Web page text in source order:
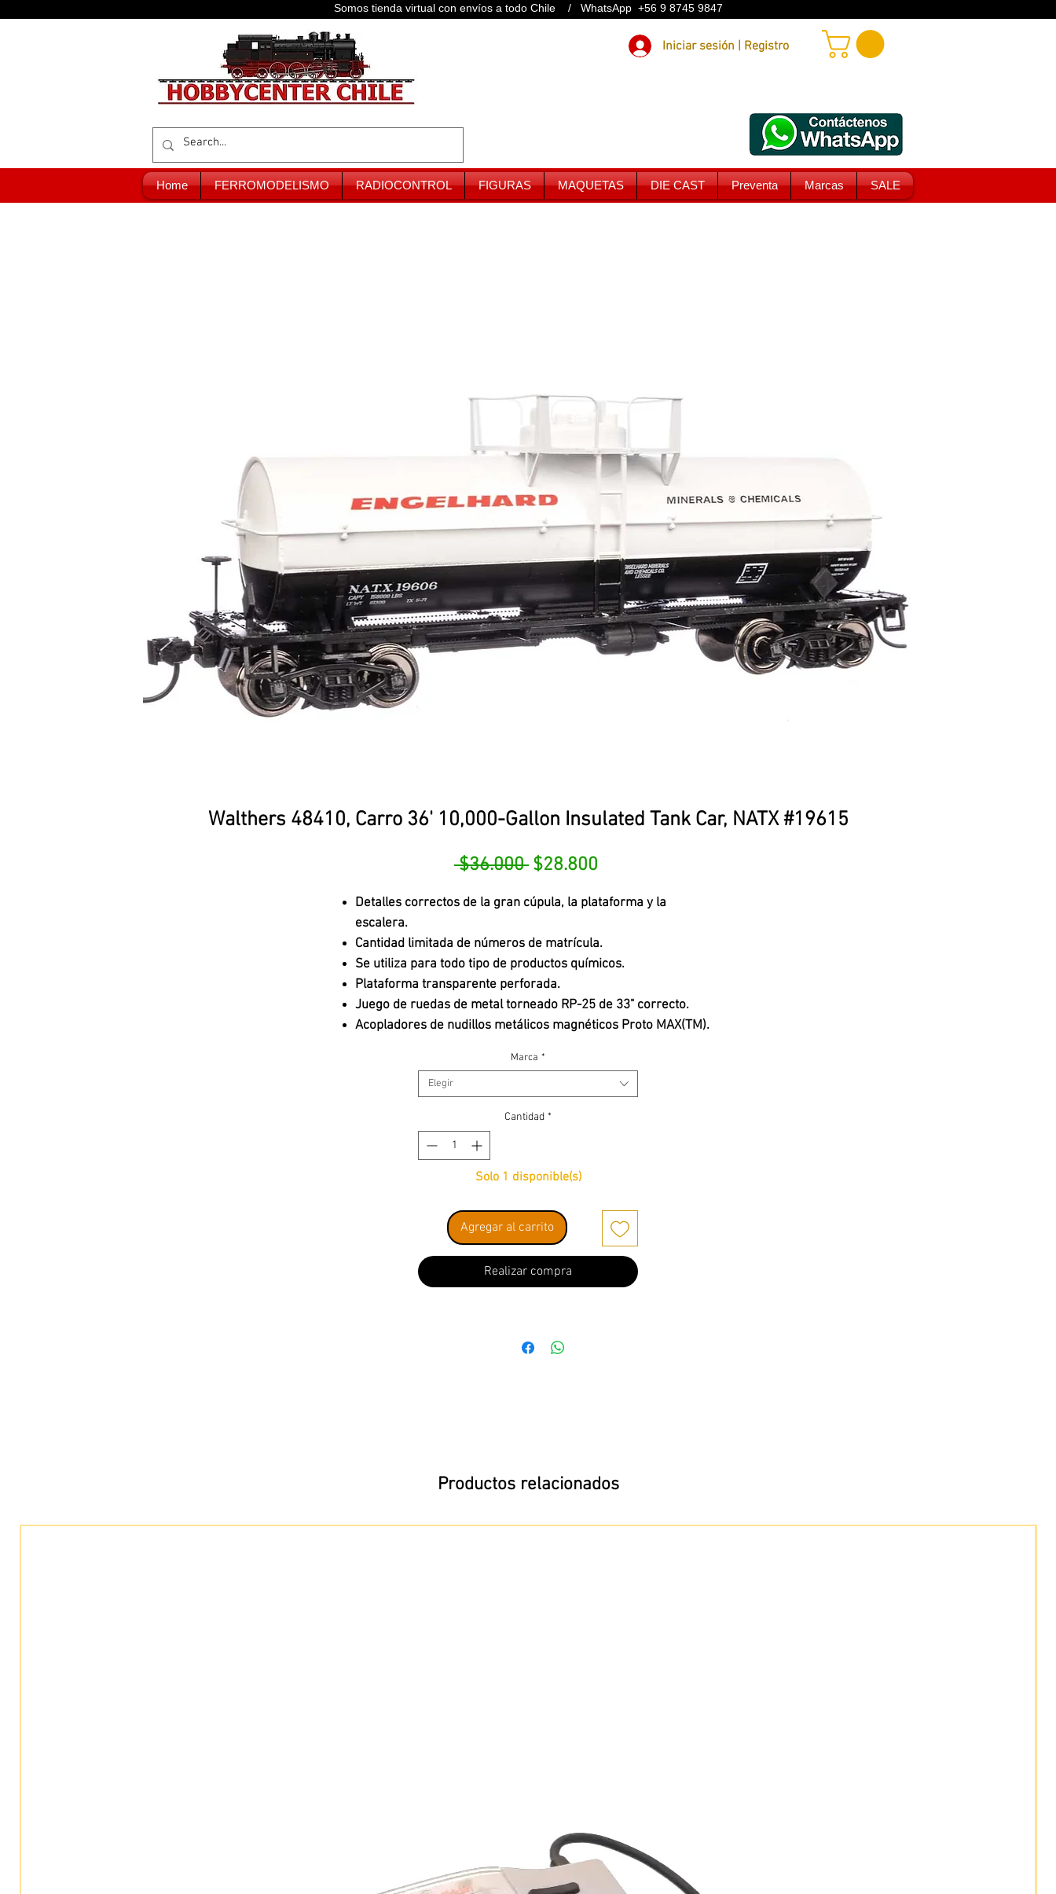
Somos tienda virtual con envíos a todo Chile / WhatsApp +56 9 8745 9847
Iniciar sesión | Registro
Home FERROMODELISMO RADIOCONTROL FIGURAS MAQUETAS DIE CAST Preventa Marcas SALE
Walthers 48410, Carro 36' 10,000-Gallon Insulated Tank Car, NATX #19615
$36.000 Precio
$28.800
oferta
Detalles correctos de la gran cúpula, la plataforma y la
escalera.
Cantidad limitada de números de matrícula.
Se utiliza para todo tipo de productos químicos.
Plataforma transparente perforada.
Juego de ruedas de metal torneado RP-25 de 33" correcto.
Acopladores de nudillos metálicos magnéticos Proto MAX(TM).
Marca *
Elegir
Cantidad *
Solo 1 disponible(s)
Agregar al carrito
Realizar compra
Productos relacionados